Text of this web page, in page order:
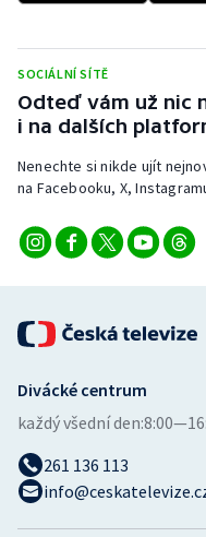
SOCIÁLNÍ SÍTĚ
Odteď vám už nic
i na dalších
Nenechte si nikde ujít
na Facebooku, X,
Divácké centrum
každý všední den:
261 136 113